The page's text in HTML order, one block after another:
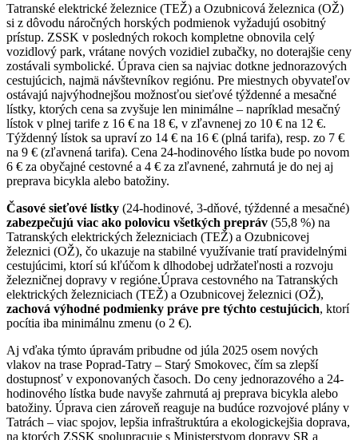
Tatranské elektrické železnice (TEŽ) a Ozubnicová železnica (OŽ)
si z dôvodu náročných horských podmienok vyžadujú osobitný
prístup. ZSSK v posledných rokoch kompletne obnovila celý
vozidlový park, vrátane nových vozidiel zubačky, no doterajšie ceny
zostávali symbolické. Úprava cien sa najviac dotkne jednorazových
cestujúcich, najmä návštevníkov regiónu. Pre miestnych obyvateľov
ostávajú najvýhodnejšou možnosťou sieťové týždenné a mesačné
lístky, ktorých cena sa zvyšuje len minimálne – napríklad mesačný
lístok v plnej tarife z 16 € na 18 €, v zľavnenej zo 10 € na 12 €.
Týždenný lístok sa upraví zo 14 € na 16 € (plná tarifa), resp. zo 7 €
na 9 € (zľavnená tarifa). Cena 24-hodinového lístka bude po novom
6 € za obyčajné cestovné a 4 € za zľavnené, zahrnutá je do nej aj
preprava bicykla alebo batožiny.
Časové sieťové lístky (24-hodinové, 3-dňové, týždenné a mesačné)
zabezpečujú viac ako polovicu všetkých prepráv (55,8 %) na
Tatranských elektrických železniciach (TEŽ) a Ozubnicovej
železnici (OŽ), čo ukazuje na stabilné využívanie tratí pravidelnými
cestujúcimi, ktorí sú kľúčom k dlhodobej udržateľnosti a rozvoju
železničnej dopravy v regióne.Úprava cestovného na Tatranských
elektrických železniciach (TEŽ) a Ozubnicovej železnici (OŽ),
zachová výhodné podmienky práve pre týchto cestujúcich, ktorí
pocítia iba minimálnu zmenu (o 2 €).
Aj vďaka týmto úpravám pribudne od júla 2025 osem nových
vlakov na trase Poprad-Tatry – Starý Smokovec, čím sa zlepší
dostupnosť v exponovaných časoch. Do ceny jednorazového a 24-
hodinového lístka bude navyše zahrnutá aj preprava bicykla alebo
batožiny. Úprava cien zároveň reaguje na budúce rozvojové plány v
Tatrách – viac spojov, lepšia infraštruktúra a ekologickejšia doprava,
na ktorých ZSSK spolupracuje s Ministerstvom dopravy SR a